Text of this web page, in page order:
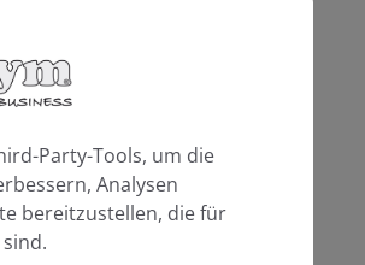
Party-Tools, um die
Analysen
bereitzustellen, die für